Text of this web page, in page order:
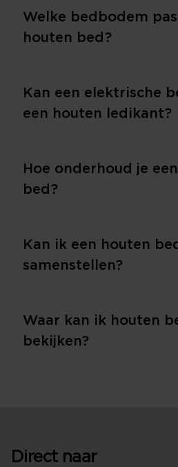
Welke bedbodem
houten bed?
Kan een elektrische
een houten ledikant?
Hoe onderhoud je
bed?
Kan ik een houten
samenstellen?
Waar kan ik houten
bekijken?
Direct naar